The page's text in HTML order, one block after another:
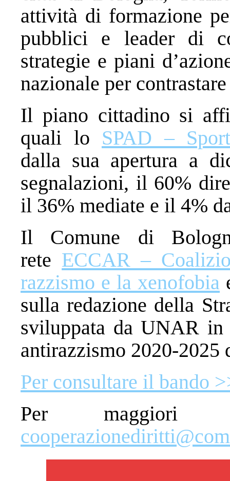
attività di formazione
pubblici e leader di
strategie e piani
nazionale per
Il piano cittadino si
quali lo SPAD –
dalla sua apertura a
segnalazioni, il 60%
il 36% mediate e il 4%
Il Comune di
rete ECCAR –
razzismo e la xenofobia
sulla redazione della
sviluppata da UNAR in
antirazzismo 2020-2025
Per consultare il bando
Per maggiori